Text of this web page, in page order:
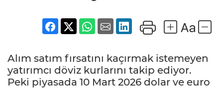
Alım satım fırsatını kaçırmak istemeyen
yatırımcı döviz kurlarını takip ediyor.
Peki piyasada 10 Mart 2026 dolar ve euro